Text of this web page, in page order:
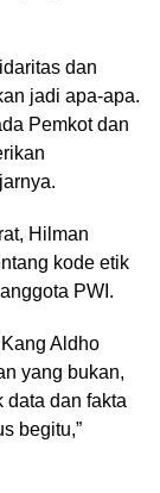
dan
jadi apa-apa.
Pemkot dan
Hilman
kode etik
PWI.
Aldho
yang bukan,
data dan fakta
begitu,”